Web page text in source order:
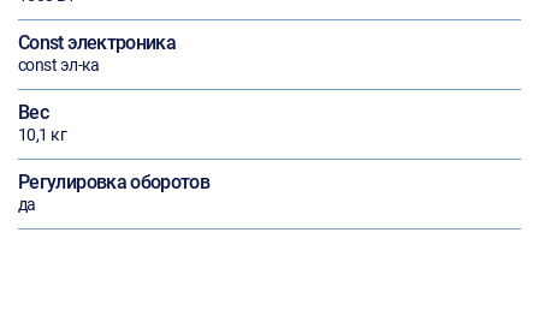
Const электроника
const эл-ка
Вес
10,1 кг
Регулировка оборотов
да